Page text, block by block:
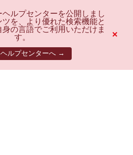
ルプセンターを公開しまし
を、より優れた検索機能と
の言語でご利用いただけま
す。
ルプセンターへ →
×